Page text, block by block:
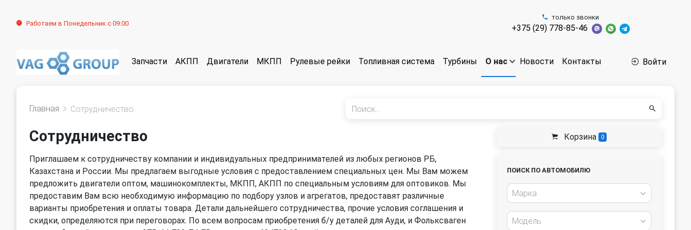
Работаем в Понедельник с 09:00
только звонки
+375 (29) 778-85-46
Запчасти АКПП Двигатели МКПП Рулевые рейки Топливная система Турбины О нас Новости Контакты Войти
Главная Сотрудничество
Сотрудничество
Приглашаем к сотрудничеству компании и индивидуальных предпринимателей из любых регионов РБ,
Казахстана и России. Мы предлагаем выгодные условия с предоставлением специальных цен. Мы Вам можем
предложить двигатели оптом, машинокомплекты, МКПП, АКПП по специальным условиям для оптовиков. Мы
предоставим Вам всю необходимую информацию по подбору узлов и агрегатов, предоставят различные
варианты приобретения и оплаты товара. Детали дальнейшего сотрудничества, прочие условия соглашения и
скидки, определяются при переговорах. По всем вопросам приобретения б/у деталей для Ауди, и Фольксваген
Корзина 0
ПОИСК ПО АВТОМОБИЛЮ
Марка
Модель